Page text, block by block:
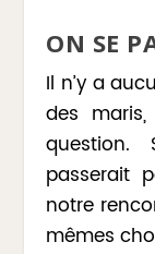
ON SE
Il n’y a
des
question.
passerait
notre
mêmes